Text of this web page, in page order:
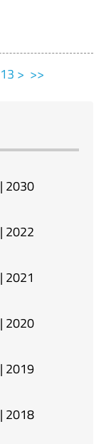
13 > >>
| 2030
| 2022
| 2021
| 2020
| 2019
| 2018